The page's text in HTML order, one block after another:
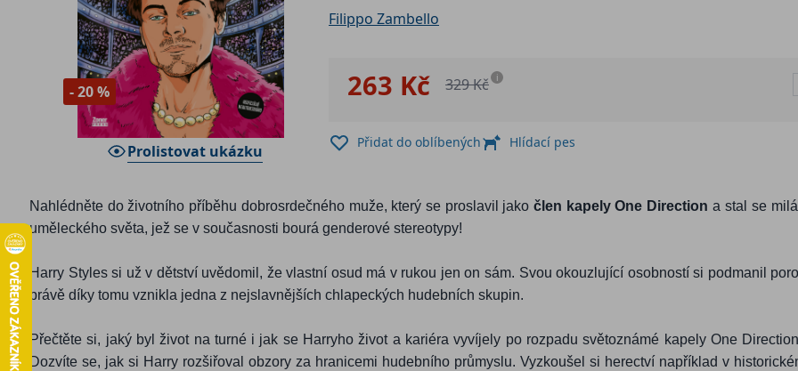
- 20 %
Prolistovat ukázku
Filippo Zambello
263 Kč 329 Kč i
Přidat do oblíbených Hlídací pes
Nahlédněte do životního příběhu dobrosrdečného muže, který se proslavil jako člen kapely One Direction a stal se
uměleckého světa, jež se v současnosti bourá genderové stereotypy!
Harry Styles si už v dětství uvědomil, že vlastní osud má v rukou jen on sám. Svou okouzlující osobností si podmanil
právě díky tomu vznikla jedna z nejslavnějších chlapeckých hudebních skupin.
Přečtěte si, jaký byl život na turné i jak se Harryho život a kariéra vyvíjely po rozpadu světoznámé kapely One
Dozvíte se, jak si Harry rozšiřoval obzory za hranicemi hudebního průmyslu. Vyzkoušel si herectví například v